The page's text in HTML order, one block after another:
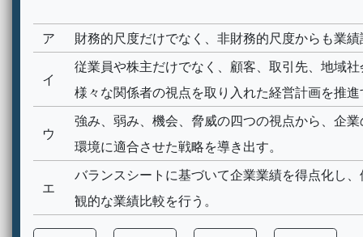
ア 財務的尺度だけでなく、非財務的尺度からも業
イ
従業員や株主だけでなく、顧客、取引先、地域
様々な関係者の視点を取り入れた経営計画を推
ウ
強み、弱み、機会、脅威の四つの視点から、企
環境に適合させた戦略を導き出す。
エ
バランスシートに基づいて企業業績を得点化し
観的な業績比較を行う。